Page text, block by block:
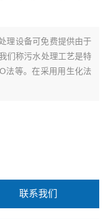
理设备可免费提供由于
们称污水处理工艺是特
法等。在采用用生化法
联系我们